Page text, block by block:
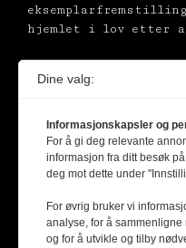
hjemlet i lov etter
Dine valg:
Informasjonskapsler og
For å gi deg relevante
informasjon fra ditt besøk
deg mot dette under
For øvrig bruker vi
analyse, for å
og for å utvikle og tilby